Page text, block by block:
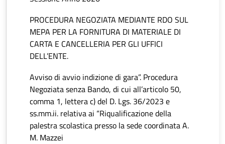
PROCEDURA NEGOZIATA MEDIANTE RDO SUL
MEPA PER LA FORNITURA DI MATERIALE DI
CARTA E CANCELLERIA PER GLI UFFICI
DELL’ENTE.
Avviso di avvio indizione di gara”. Procedura
Negoziata senza Bando, di cui all’articolo 50,
comma 1, lettera c) del D. Lgs. 36/2023 e
ss.mm.ii. relativa ai “Riqualificazione della
palestra scolastica presso la sede coordinata A.
M. Mazzei